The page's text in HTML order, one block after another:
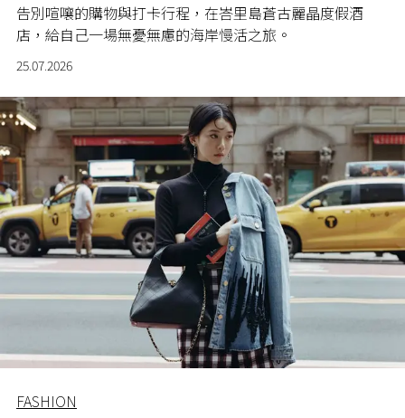
告別喧嚷的購物與打卡行程，在峇里島蒼古麗晶度假酒
店，給自己一場無憂無慮的海岸慢活之旅。
25.07.2026
FASHION